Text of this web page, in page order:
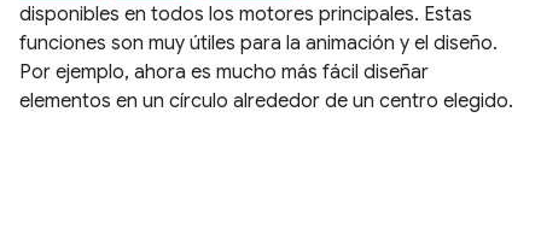
disponibles en todos los motores principales. Estas
funciones son muy útiles para la animación y el diseño.
Por ejemplo, ahora es mucho más fácil diseñar
elementos en un círculo alrededor de un centro elegido.